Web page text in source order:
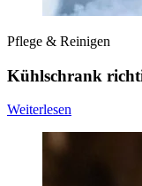
Pflege & Reinigen
Kühlschrank
Weiterlesen